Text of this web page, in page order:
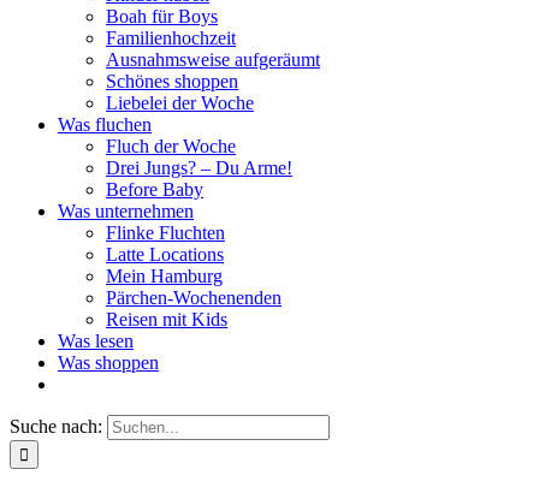
Boah für Boys
Familienhochzeit
Ausnahmsweise aufgeräumt
Schönes shoppen
Liebelei der Woche
Was fluchen
Fluch der Woche
Drei Jungs? – Du Arme!
Before Baby
Was unternehmen
Flinke Fluchten
Latte Locations
Mein Hamburg
Pärchen-Wochenenden
Reisen mit Kids
Was lesen
Was shoppen
Suche nach: